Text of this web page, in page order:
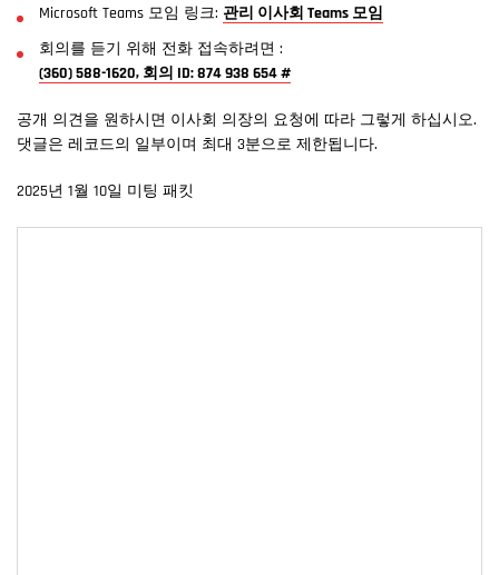
Microsoft Teams 모임 링크: 관리 이사회 Teams 모임
회의를 듣기 위해 전화 접속하려면 :
(360) 588-1620, 회의 ID: 874 938 654 #
공개 의견을 원하시면 이사회 의장의 요청에 따라 그렇게 하십시오.
댓글은 레코드의 일부이며 최대 3분으로 제한됩니다.
2025년 1월 10일 미팅 패킷